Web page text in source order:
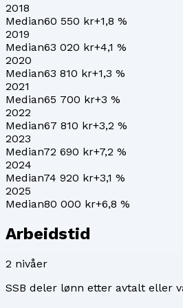
2018
Median60 550 kr+1,8 %
2019
Median63 020 kr+4,1 %
2020
Median63 810 kr+1,3 %
2021
Median65 700 kr+3 %
2022
Median67 810 kr+3,2 %
2023
Median72 690 kr+7,2 %
2024
Median74 920 kr+3,1 %
2025
Median80 000 kr+6,8 %
Arbeidstid
2 nivåer
SSB deler lønn etter avtalt eller